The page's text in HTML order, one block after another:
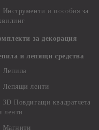
Инструменти и пособия за
за декорация
и лепящи средства
Лепила
Лепящи ленти
3D Повдигащи квадратчета
ленти
Магнити